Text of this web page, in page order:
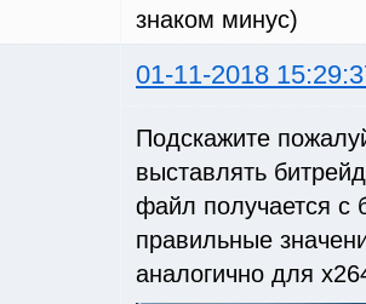
знаком минус)
01-11-2018
Подскажите
выставлять
файл получается с
правильные
аналогично для